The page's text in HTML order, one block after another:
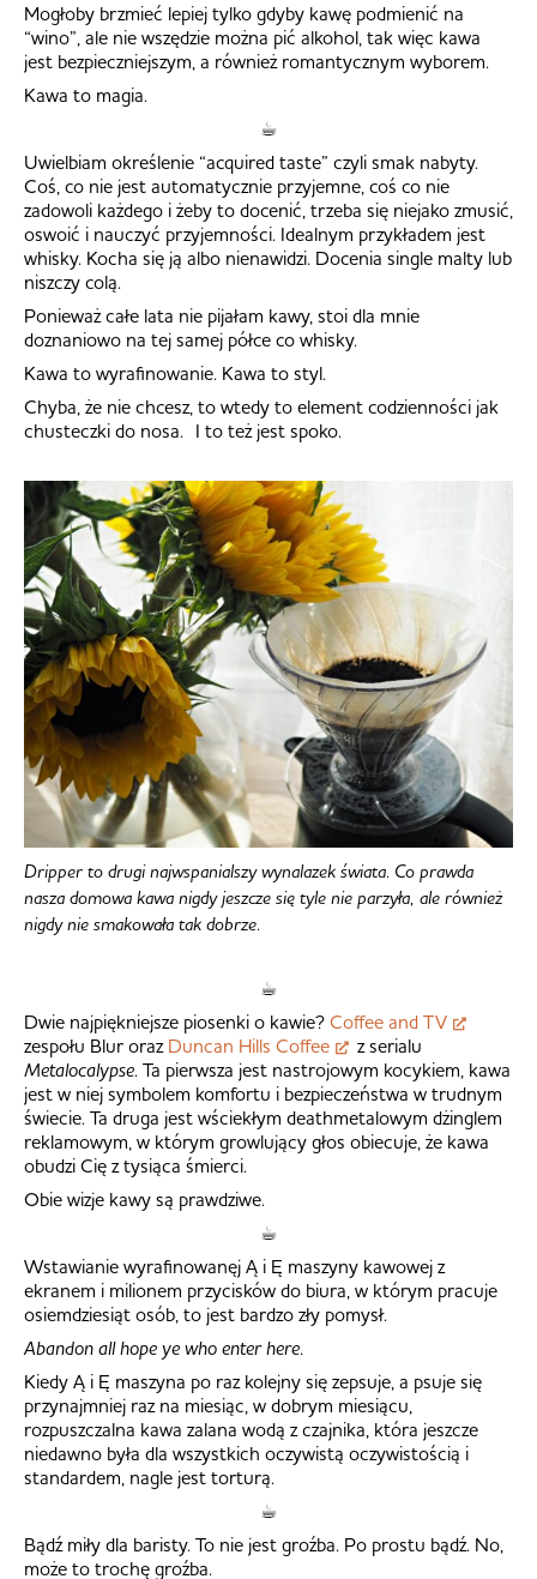
Mogłoby brzmieć lepiej tylko gdyby kawę podmienić na
“wino”, ale nie wszędzie można pić alkohol, tak więc kawa
jest bezpieczniejszym, a również romantycznym wyborem.
Kawa to magia.
☕︎
Uwielbiam określenie “acquired taste” czyli smak nabyty.
Coś, co nie jest automatycznie przyjemne, coś co nie
zadowoli każdego i żeby to docenić, trzeba się niejako zmusić,
oswoić i nauczyć przyjemności. Idealnym przykładem jest
whisky. Kocha się ją albo nienawidzi. Docenia single malty lub
niszczy colą.
Ponieważ całe lata nie pijałam kawy, stoi dla mnie
doznaniowo na tej samej półce co whisky.
Kawa to wyrafinowanie. Kawa to styl.
Chyba, że nie chcesz, to wtedy to element codzienności jak
chusteczki do nosa. I to też jest spoko.
Dripper to drugi najwspanialszy wynalazek świata. Co prawda
nasza domowa kawa nigdy jeszcze się tyle nie parzyła, ale również
nigdy nie smakowała tak dobrze.
☕︎
Dwie najpiękniejsze piosenki o kawie? Coffee and TV
zespołu Blur oraz Duncan Hills Coffee
z serialu
Metalocalypse. Ta pierwsza jest nastrojowym kocykiem, kawa
jest w niej symbolem komfortu i bezpieczeństwa w trudnym
świecie. Ta druga jest wściekłym deathmetalowym dżinglem
reklamowym, w którym growlujący głos obiecuje, że kawa
obudzi Cię z tysiąca śmierci.
Obie wizje kawy są prawdziwe.
☕︎
Wstawianie wyrafinowanęj Ą i Ę maszyny kawowej z
ekranem i milionem przycisków do biura, w którym pracuje
osiemdziesiąt osób, to jest bardzo zły pomysł.
Abandon all hope ye who enter here.
Kiedy Ą i Ę maszyna po raz kolejny się zepsuje, a psuje się
przynajmniej raz na miesiąc, w dobrym miesiącu,
rozpuszczalna kawa zalana wodą z czajnika, która jeszcze
niedawno była dla wszystkich oczywistą oczywistością i
standardem, nagle jest torturą.
☕︎
Bądź miły dla baristy. To nie jest groźba. Po prostu bądź. No,
może to trochę groźba.